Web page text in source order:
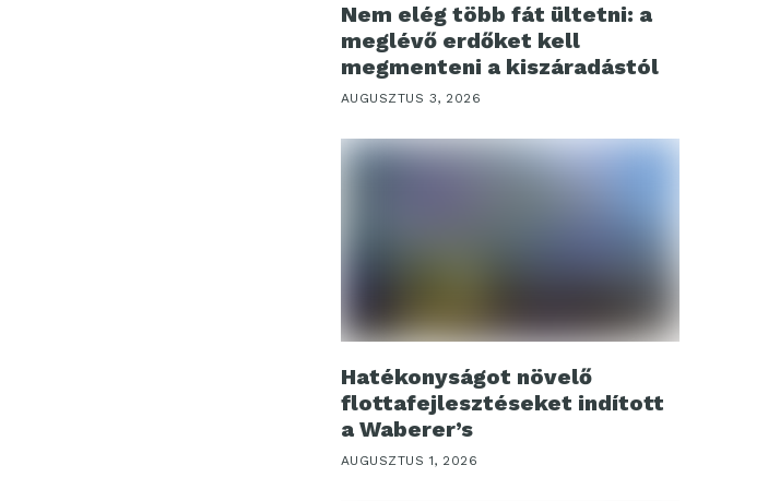
Nem elég több fát ültetni: a
meglévő erdőket kell
megmenteni a kiszáradástól
AUGUSZTUS 3, 2026
Hatékonyságot növelő
flottafejlesztéseket indított
a Waberer’s
AUGUSZTUS 1, 2026